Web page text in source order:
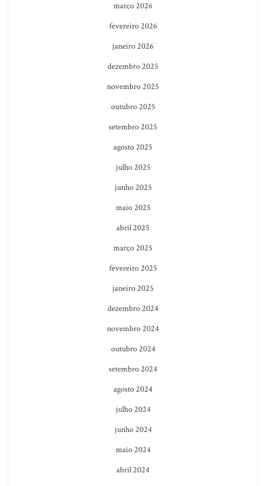
março 2026
fevereiro 2026
janeiro 2026
dezembro 2025
novembro 2025
outubro 2025
setembro 2025
agosto 2025
julho 2025
junho 2025
maio 2025
abril 2025
março 2025
fevereiro 2025
janeiro 2025
dezembro 2024
novembro 2024
outubro 2024
setembro 2024
agosto 2024
julho 2024
junho 2024
maio 2024
abril 2024